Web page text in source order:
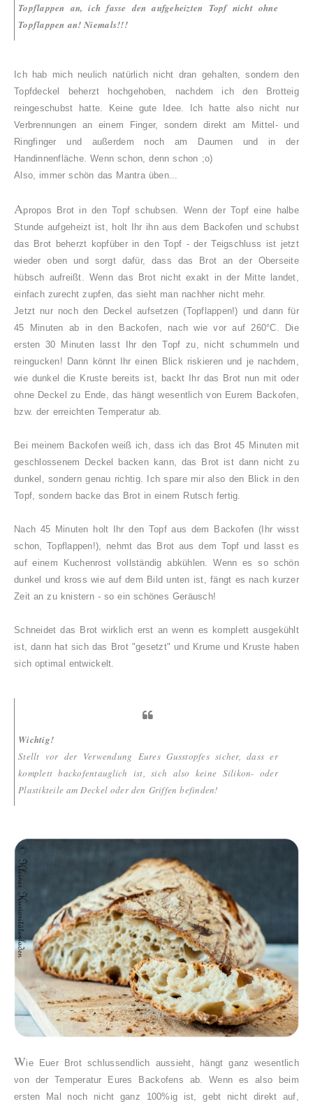
Topflappen an, ich fasse den aufgeheizten Topf nicht ohne
Topflappen an! Niemals!!!
Ich hab mich neulich natürlich nicht dran gehalten, sondern den
Topfdeckel beherzt hochgehoben, nachdem ich den Brotteig
reingeschubst hatte. Keine gute Idee. Ich hatte also nicht nur
Verbrennungen an einem Finger, sondern direkt am Mittel- und
Ringfinger und außerdem noch am Daumen und in der
Handinnenfläche. Wenn schon, denn schon ;o)
Also, immer schön das Mantra üben...
Apropos Brot in den Topf schubsen. Wenn der Topf eine halbe
Stunde aufgeheizt ist, holt Ihr ihn aus dem Backofen und schubst
das Brot beherzt kopfüber in den Topf - der Teigschluss ist jetzt
wieder oben und sorgt dafür, dass das Brot an der Oberseite
hübsch aufreißt. Wenn das Brot nicht exakt in der Mitte landet,
einfach zurecht zupfen, das sieht man nachher nicht mehr.
Jetzt nur noch den Deckel aufsetzen (Topflappen!) und dann für
45 Minuten ab in den Backofen, nach wie vor auf 260°C. Die
ersten 30 Minuten lasst Ihr den Topf zu, nicht schummeln und
reingucken! Dann könnt Ihr einen Blick riskieren und je nachdem,
wie dunkel die Kruste bereits ist, backt Ihr das Brot nun mit oder
ohne Deckel zu Ende, das hängt wesentlich von Eurem Backofen,
bzw. der erreichten Temperatur ab.
Bei meinem Backofen weiß ich, dass ich das Brot 45 Minuten mit
geschlossenem Deckel backen kann, das Brot ist dann nicht zu
dunkel, sondern genau richtig. Ich spare mir also den Blick in den
Topf, sondern backe das Brot in einem Rutsch fertig.
Nach 45 Minuten holt Ihr den Topf aus dem Backofen (Ihr wisst
schon, Topflappen!), nehmt das Brot aus dem Topf und lasst es
auf einem Kuchenrost vollständig abkühlen. Wenn es so schön
dunkel und kross wie auf dem Bild unten ist, fängt es nach kurzer
Zeit an zu knistern - so ein schönes Geräusch!
Schneidet das Brot wirklich erst an wenn es komplett ausgekühlt
ist, dann hat sich das Brot "gesetzt" und Krume und Kruste haben
sich optimal entwickelt.
Wichtig!
Stellt vor der Verwendung Eures Gusstopfes sicher, dass er
komplett backofentauglich ist, sich also keine Silikon- oder
Plastikteile am Deckel oder den Griffen befinden!
Wie Euer Brot schlussendlich aussieht, hängt ganz wesentlich
von der Temperatur Eures Backofens ab. Wenn es also beim
ersten Mal noch nicht ganz 100%ig ist, gebt nicht direkt auf,